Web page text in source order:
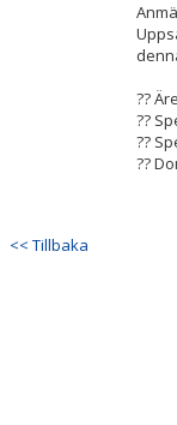
??
??
??
??
<< Tillbaka